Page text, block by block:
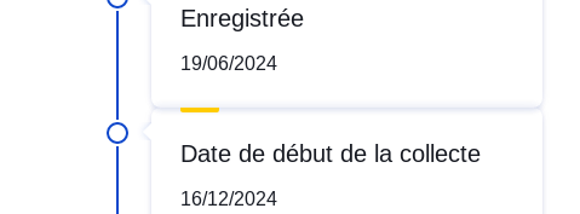
Enregistrée
19/06/2024
Date de début de la collecte
16/12/2024